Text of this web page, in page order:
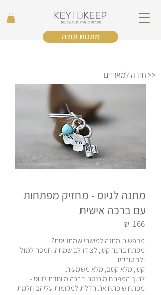
מתנות תודה
<< חזרה למארזים
מתנה לגיוס - מחזיק מפתחות
עם ברכה אישית
166
₪
מחפשות מתנה למישהי שמתגייסת?
מפתח ברכה קטן, לצידו לב שמחה, חמסה למזל
ולב טורקיז
קטן, מלא קסם, מלא משמעות.
לתוך המפתח מוכנסת ברכה מיוחדת לגיוס -
מפתח שיפתח את הדלת למקומות עליהם חלמת